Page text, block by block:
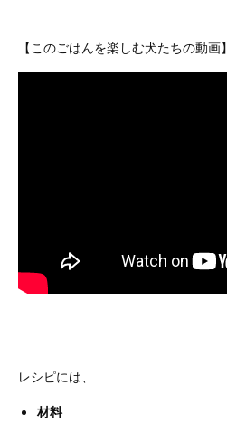
【このごはんを楽しむ犬たちの動画】
レシピには、
材料